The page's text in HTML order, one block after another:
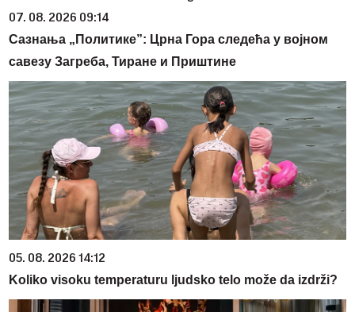
07. 08. 2026 09:14
Сазнања „Политике”: Црна Гора следећа у војном
савезу Загреба, Тиране и Приштине
05. 08. 2026 14:12
Koliko visoku temperaturu ljudsko telo može da izdrži?